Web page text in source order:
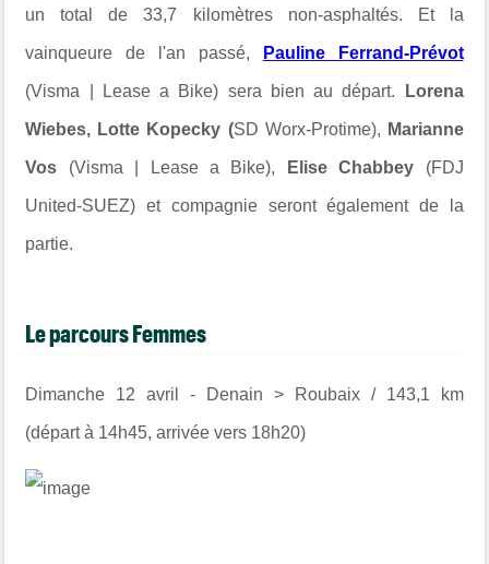
un total de 33,7 kilomètres non-asphaltés. Et la
vainqueure de l'an passé, Pauline Ferrand-Prévot
(Visma | Lease a Bike) sera bien au départ. Lorena
Wiebes, Lotte Kopecky (SD Worx-Protime), Marianne
Vos (Visma | Lease a Bike), Elise Chabbey (FDJ
United-SUEZ) et compagnie seront également de la
partie.
Le parcours Femmes
Dimanche 12 avril - Denain > Roubaix / 143,1 km
(départ à 14h45, arrivée vers 18h20)